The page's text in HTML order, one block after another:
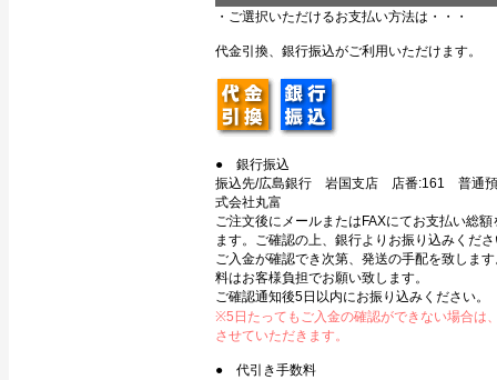
・ご選択いただけるお支払い方法は・・・
代金引換、銀行振込がご利用いただけます。
● 銀行振込
振込先/広島銀行 岩国支店 店番:161 普通
式会社丸富
ご注文後にメールまたはFAXにてお支払い総
ます。ご確認の上、銀行よりお振り込みくだ
ご入金が確認でき次第、発送の手配を致しま
料はお客様負担でお願い致します。
ご確認通知後5日以内にお振り込みください。
※5日たってもご入金の確認ができない場合は
させていただきます。
● 代引き手数料